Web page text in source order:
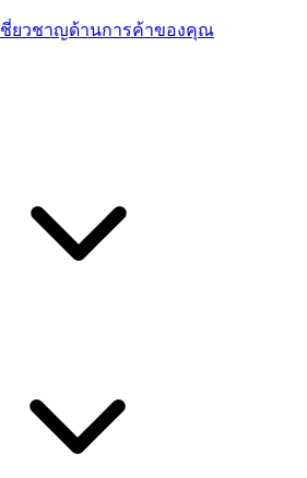
ชี่ยวชาญด้านการค้าของคุณ